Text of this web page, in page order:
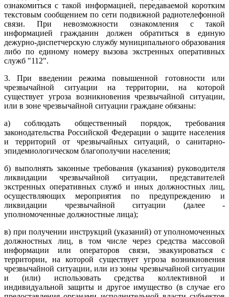
ознакомиться с такой информацией, передаваемой коротким
текстовым сообщением по сети подвижной радиотелефонной
связи. При невозможности ознакомления с такой
информацией гражданин должен обратиться в единую
дежурно-диспетчерскую службу муниципального образования
либо по единому номеру вызова экстренных оперативных
служб "112".
3. При введении режима повышенной готовности или
чрезвычайной ситуации на территории, на которой
существует угроза возникновения чрезвычайной ситуации,
или в зоне чрезвычайной ситуации граждане обязаны:
а) соблюдать общественный порядок, требования
законодательства Российской Федерации о защите населения
и территорий от чрезвычайных ситуаций, о санитарно-
эпидемиологическом благополучии населения;
б) выполнять законные требования (указания) руководителя
ликвидации чрезвычайной ситуации, представителей
экстренных оперативных служб и иных должностных лиц,
осуществляющих мероприятия по предупреждению и
ликвидации чрезвычайной ситуации (далее -
уполномоченные должностные лица);
в) при получении инструкций (указаний) от уполномоченных
должностных лиц, в том числе через средства массовой
информации или операторов связи, эвакуироваться с
территории, на которой существует угроза возникновения
чрезвычайной ситуации, или из зоны чрезвычайной ситуации
и (или) использовать средства коллективной и
индивидуальной защиты и другое имущество (в случае его